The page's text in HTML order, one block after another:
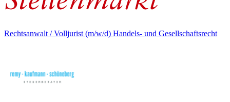
Rechtsanwalt / Volljurist (m/w/d) Handels- und Gesellschaftsrecht